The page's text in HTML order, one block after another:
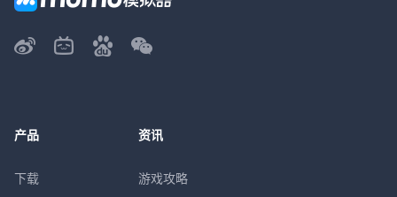
产品
下载
资讯
游戏攻略